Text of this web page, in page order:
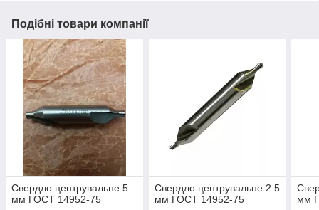
Подібні товари компанії
Свердло центрувальне 5
мм ГОСТ 14952-75
Свердло центрувальне 2.5
мм ГОСТ 14952-75
мм